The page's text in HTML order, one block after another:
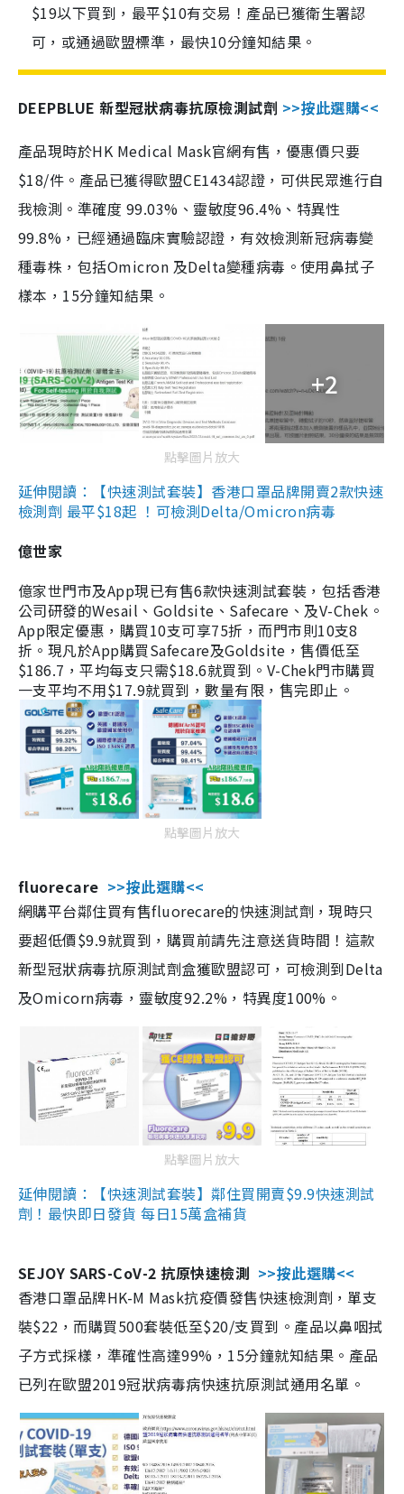
$19以下買到，最平$10有交易！產品已獲衛生署認
可，或通過歐盟標準，最快10分鐘知結果。
DEEPBLUE 新型冠狀病毒抗原檢測試劑 >>按此選購<<
產品現時於HK Medical Mask官網有售，優惠價只要
$18/件。產品已獲得歐盟CE1434認證，可供民眾進行自
我檢測。準確度 99.03%、靈敏度96.4%、特異性
99.8%，已經通過臨床實驗認證，有效檢測新冠病毒變
種毒株，包括Omicron 及Delta變種病毒。使用鼻拭子
樣本，15分鐘知結果。
+2
點擊圖片放大
延伸閱讀：【快速測試套裝】香港口罩品牌開賣2款快速
檢測劑 最平$18起 ！可檢測Delta/Omicron病毒
億世家
億家世門市及App現已有售6款快速測試套裝，包括香港
公司研發的Wesail、Goldsite、Safecare、及V-Chek。
App限定優惠，購買10支可享75折，而門市則10支8
折。現凡於App購買Safecare及Goldsite，售價低至
$186.7，平均每支只需$18.6就買到。V-Chek門市購買
一支平均不用$17.9就買到，數量有限，售完即止。
點擊圖片放大
fluorecare >>按此選購<<
網購平台鄰住買有售fluorecare的快速測試劑，現時只
要超低價$9.9就買到，購買前請先注意送貨時間！這款
新型冠狀病毒抗原測試劑盒獲歐盟認可，可檢測到Delta
及Omicorn病毒，靈敏度92.2%，特異度100%。
點擊圖片放大
延伸閱讀：【快速測試套裝】鄰住買開賣$9.9快速測試
劑！最快即日發貨 每日15萬盒補貨
SEJOY SARS-CoV-2 抗原快速檢測 >>按此選購<<
香港口罩品牌HK-M Mask抗疫價發售快速檢測劑，單支
裝$22，而購買500套裝低至$20/支買到。產品以鼻咽拭
子方式採樣，準確性高達99%，15分鐘就知結果。產品
已列在歐盟2019冠狀病毒病快速抗原測試通用名單。